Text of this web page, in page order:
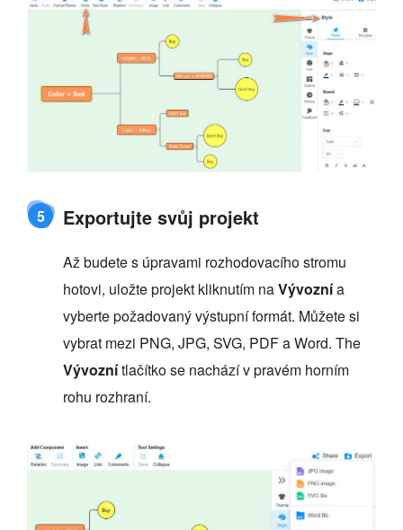
5 Exportujte svůj projekt
Až budete s úpravami rozhodovacího stromu
hotovi, uložte projekt kliknutím naVývoznía
vyberte požadovaný výstupní formát. Můžete si
vybrat mezi PNG, JPG, SVG, PDF a Word. The
Vývoznítlačítko se nachází v pravém horním
rohu rozhraní.